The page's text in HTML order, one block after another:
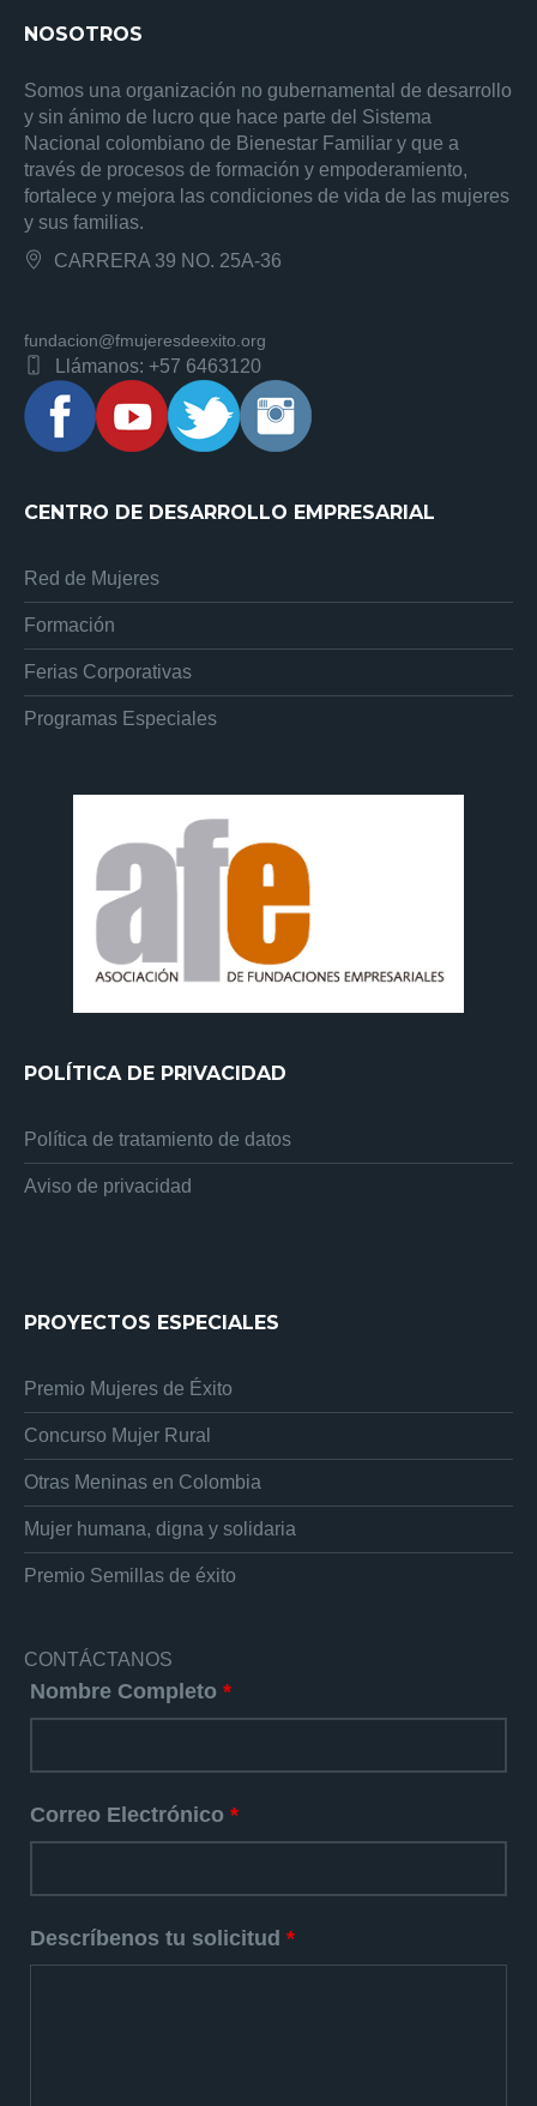
NOSOTROS
Somos una organización no gubernamental de desarrollo
y sin ánimo de lucro que hace parte del Sistema
Nacional colombiano de Bienestar Familiar y que a
través de procesos de formación y empoderamiento,
fortalece y mejora las condiciones de vida de las mujeres
y sus familias.
CARRERA 39 NO. 25A-36
fundacion@fmujeresdeexito.org
Llámanos: +57 6463120
CENTRO DE DESARROLLO EMPRESARIAL
Red de Mujeres
Formación
Ferias Corporativas
Programas Especiales
POLÍTICA DE PRIVACIDAD
Política de tratamiento de datos
Aviso de privacidad
PROYECTOS ESPECIALES
Premio Mujeres de Éxito
Concurso Mujer Rural
Otras Meninas en Colombia
Mujer humana, digna y solidaria
Premio Semillas de éxito
CONTÁCTANOS
Nombre Completo*
Correo Electrónico*
Descríbenos tu solicitud*